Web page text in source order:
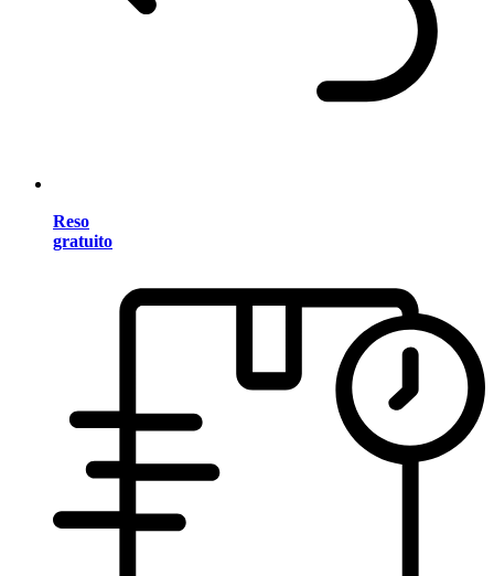
Reso
gratuito